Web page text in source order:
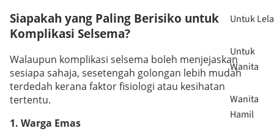
Untuk
Untuk
Wanita
Wanita
Hamil
Siapakah yang Paling Berisiko untuk
Komplikasi Selsema?
Walaupun komplikasi selsema boleh menjejaskan
sesiapa sahaja, sesetengah golongan lebih mudah
terdedah kerana faktor fisiologi atau kesihatan
tertentu.
1. Warga Emas